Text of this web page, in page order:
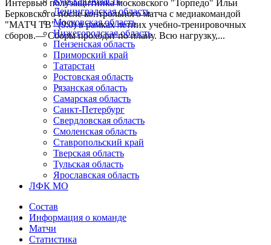
Интервью полузащитника московского "Торпедо" Ильи
Берковского после контрольного матча с медиакомандой
"МАТЧ ТВ" (9:0) в рамках летних учебно-тренировочных
сборов.— Сборы проходят по плану. Всю нагрузку,...
Ленинградская область
Московская область
Нижегородская область
Пензенская область
Приморский край
Татарстан
Ростовская область
Рязанская область
Самарская область
Санкт-Петербург
Свердловская область
Смоленская область
Ставропольский край
Тверская область
Тульская область
Ярославская область
ЛФК МО
Состав
Информация о команде
Матчи
Статистика